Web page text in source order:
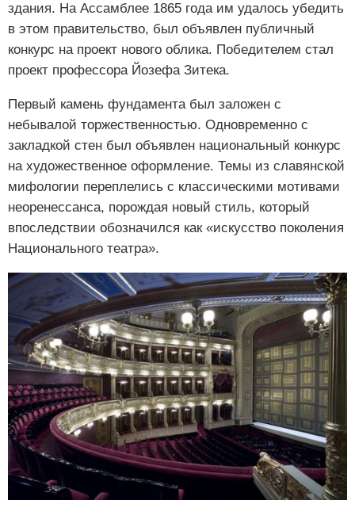
здания. На Ассамблее 1865 года им удалось убедить
в этом правительство, был объявлен публичный
конкурс на проект нового облика. Победителем стал
проект профессора Йозефа Зитека.
Первый камень фундамента был заложен с
небывалой торжественностью. Одновременно с
закладкой стен был объявлен национальный конкурс
на художественное оформление. Темы из славянской
мифологии переплелись с классическими мотивами
неоренессанса, порождая новый стиль, который
впоследствии обозначился как «искусство поколения
Национального театра».